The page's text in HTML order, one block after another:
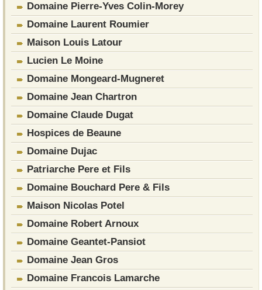
Domaine Pierre-Yves Colin-Morey
Domaine Laurent Roumier
Maison Louis Latour
Lucien Le Moine
Domaine Mongeard-Mugneret
Domaine Jean Chartron
Domaine Claude Dugat
Hospices de Beaune
Domaine Dujac
Patriarche Pere et Fils
Domaine Bouchard Pere & Fils
Maison Nicolas Potel
Domaine Robert Arnoux
Domaine Geantet-Pansiot
Domaine Jean Gros
Domaine Francois Lamarche